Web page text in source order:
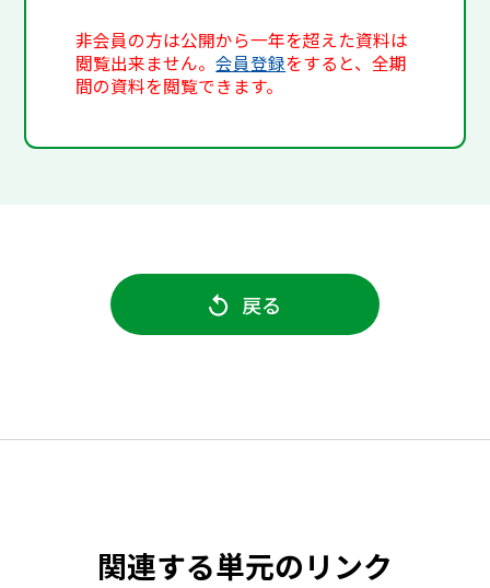
非会員の方は公開から一年を超えた資料は
閲覧出来ません。会員登録をすると、全期
間の資料を閲覧できます。
戻る
関連する単元のリンク